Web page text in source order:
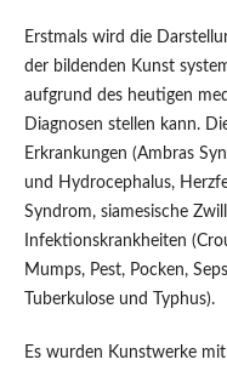
Erstmals wird die
der bildenden Kunst
aufgrund des heutigen
Diagnosen stellen kann.
Erkrankungen (Ambras
und Hydrocephalus,
Syndrom, siamesische
Infektionskrankheiten
Mumps, Pest, Pocken,
Tuberkulose und Typhus).
Es wurden Kunstwerke